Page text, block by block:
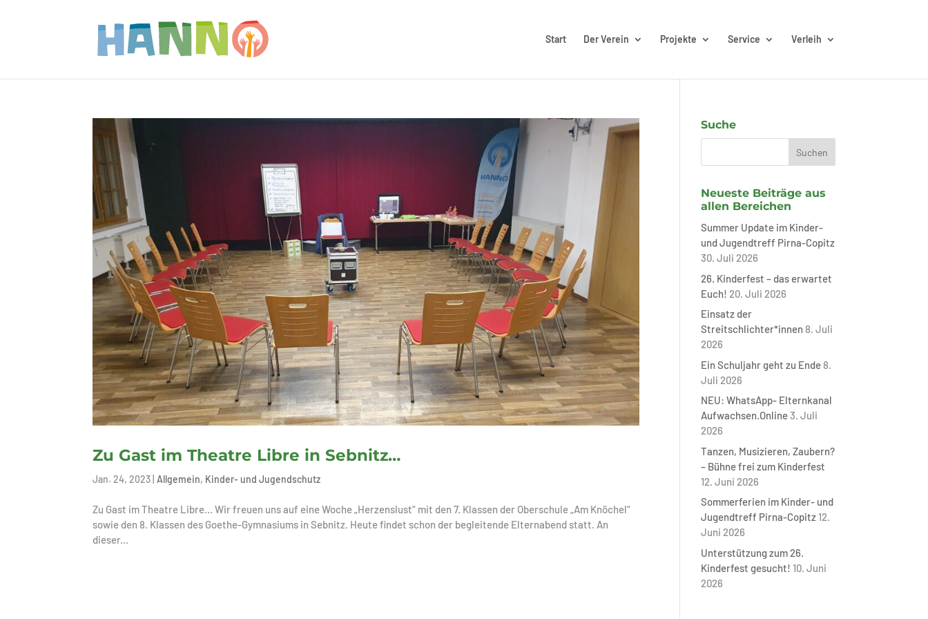
Start Der Verein Projekte Service Verleih
Zu Gast im Theatre Libre in Sebnitz…
Jan. 24, 2023 |Allgemein, Kinder- und Jugendschutz
Zu Gast im Theatre Libre… Wir freuen uns auf eine Woche „Herzenslust“ mit den 7. Klassen der Oberschule „Am Knöchel“
sowie den 8. Klassen des Goethe-Gymnasiums in Sebnitz. Heute findet schon der begleitende Elternabend statt. An
dieser...
Suche
Neueste Beiträge aus
allen Bereichen
Summer Update im Kinder-
und Jugendtreff Pirna-Copitz
30. Juli 2026
26. Kinderfest – das erwartet
Euch! 20. Juli 2026
Einsatz der
Streitschlichter*innen 8. Juli
2026
Ein Schuljahr geht zu Ende 8.
Juli 2026
NEU: WhatsApp- Elternkanal
Aufwachsen.Online3. Juli
2026
Tanzen, Musizieren, Zaubern?
– Bühne frei zum Kinderfest
12. Juni 2026
Sommerferien im Kinder- und
Jugendtreff Pirna-Copitz12.
Juni 2026
Unterstützung zum 26.
Kinderfest gesucht! 10. Juni
2026